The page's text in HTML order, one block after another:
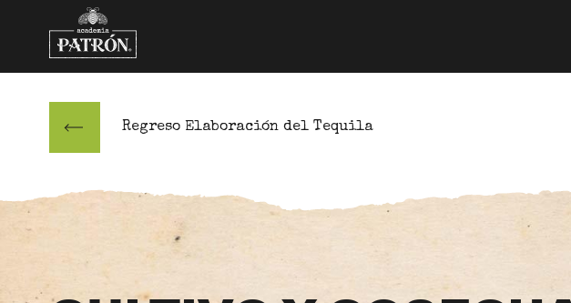
Saltar al contenido
Regreso Elaboración del Tequila